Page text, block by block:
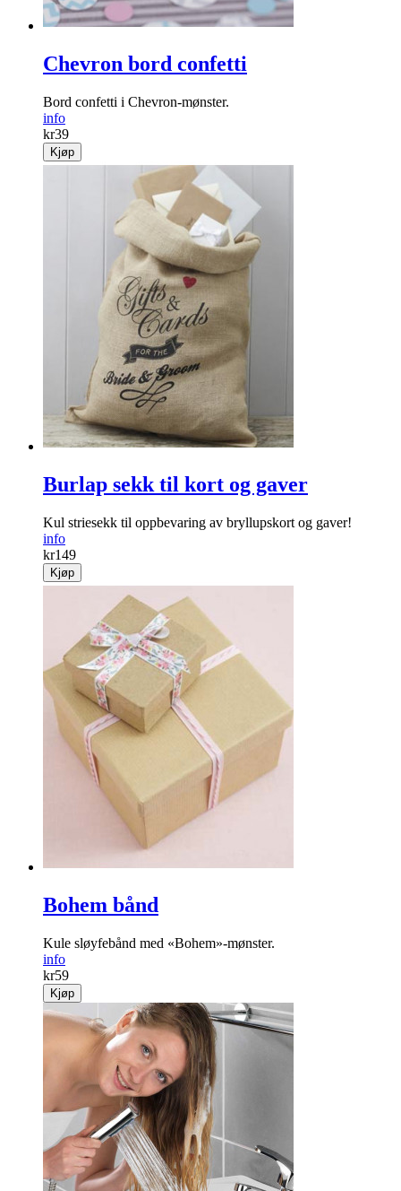
Chevron bord confetti
Bord confetti i Chevron-mønster.
info
kr39
Kjøp
Burlap sekk til kort og gaver
Kul striesekk til oppbevaring av bryllupskort og gaver!
info
kr149
Kjøp
Bohem bånd
Kule sløyfebånd med «Bohem»-mønster.
info
kr59
Kjøp